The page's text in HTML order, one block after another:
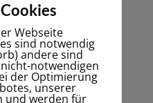
des H`Vin
Webseite
sind notwendig
andere sind
notwendigen
der Optimierung
unserer
und werden für